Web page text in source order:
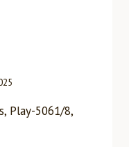
Play-5061/8,